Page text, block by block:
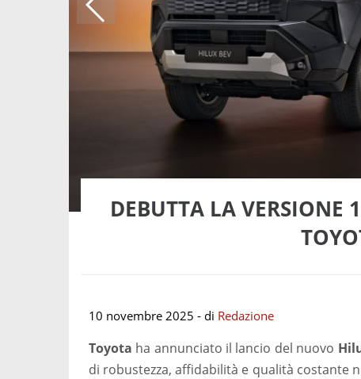
DEBUTTA LA VERSIONE
10 novembre 2025 - di Redazione
Toyota ha annunciato il lancio del nuovo
di robustezza, affidabilità e qualità costante